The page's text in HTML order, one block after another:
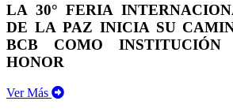
LA 30° FERIA
DE LA PAZ INICIA SU
BCB COMO
HONOR
Ver Más